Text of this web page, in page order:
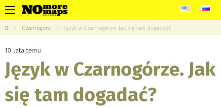
Czarnogóra Język w Czarnogórze. Jak się tam dogadać?
10 lata temu
Język w Czarnogórze. Jak
się tam dogadać?